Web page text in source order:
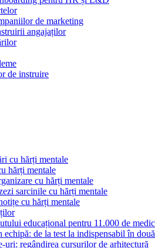
de marketing
angajaților
de instruire
cu hărți mentale
hărți mentale
cu hărți mentale
sarcinile cu hărți mentale
cu hărți mentale
educațional pentru 11.000 de
de la test la indispensabil în
uri: regândirea cursurilor de arhitectură